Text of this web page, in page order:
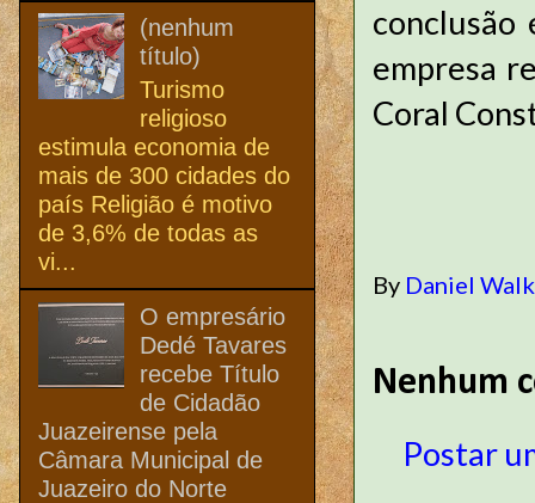
conclusão
empresa
Coral
By Daniel
Nenhum
Postar
(nenhum
título)
Turismo
religioso
estimula economia de
mais de 300 cidades do
país Religião é motivo
de 3,6% de todas as
vi...
O empresário
Dedé Tavares
recebe Título
de Cidadão
Juazeirense pela
Câmara Municipal de
Juazeiro do Norte